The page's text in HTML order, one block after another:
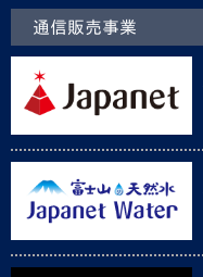
通信販売事業